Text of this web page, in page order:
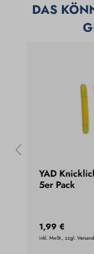
DAS
YAD
5er Pack
1,99 €
inkl. MwSt., zzgl. Versand